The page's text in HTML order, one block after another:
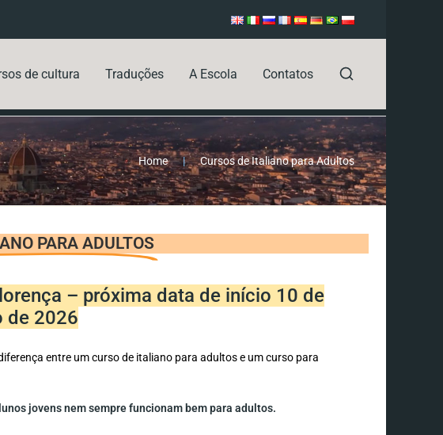
de cultura Traduções A Escola Contatos
Home | Cursos de Italiano para Adultos
PARA ADULTOS
– próxima data de início 10 de
de 2026
entre um curso de italiano para adultos e um curso para
jovens nem sempre funcionam bem para adultos.